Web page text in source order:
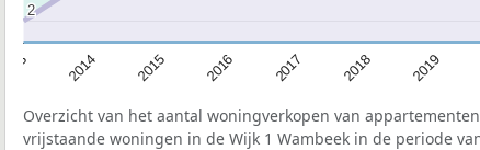
2014 2015 2016 2017 2018 2019
2
2
Overzicht van het aantal woningverkopen van
vrijstaande woningen in de Wijk 1 Wambeek in de periode